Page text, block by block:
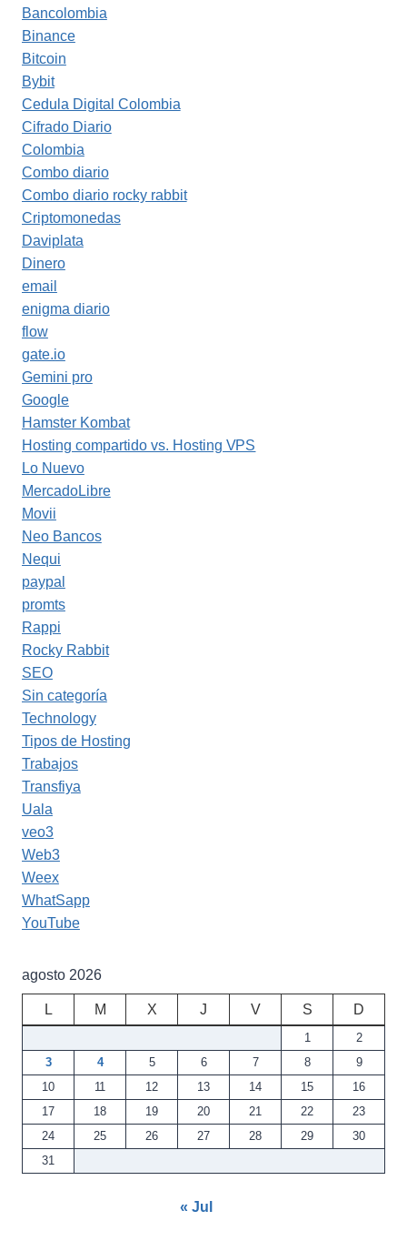
Bancolombia
Binance
Bitcoin
Bybit
Cedula Digital Colombia
Cifrado Diario
Colombia
Combo diario
Combo diario rocky rabbit
Criptomonedas
Daviplata
Dinero
email
enigma diario
flow
gate.io
Gemini pro
Google
Hamster Kombat
Hosting compartido vs. Hosting VPS
Lo Nuevo
MercadoLibre
Movii
Neo Bancos
Nequi
paypal
promts
Rappi
Rocky Rabbit
SEO
Sin categoría
Technology
Tipos de Hosting
Trabajos
Transfiya
Uala
veo3
Web3
Weex
WhatSapp
YouTube
agosto 2026
L M X J V S D
1
2
3
4 5 6 7 8
9
10
11 12 13 14 15
16
17
18 19 20 21 22
23
24
25 26 27 28 29
30
31
« Jul